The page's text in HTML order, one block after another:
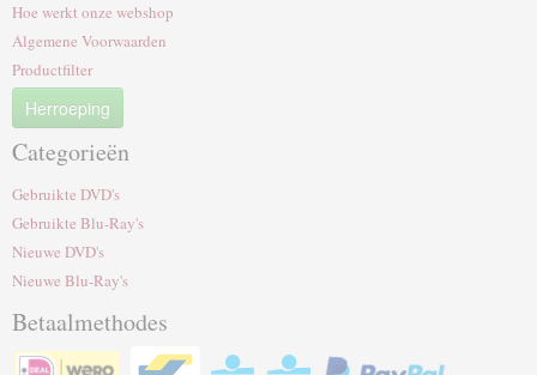
Hoe werkt onze webshop
Algemene Voorwaarden
Productfilter
Herroeping
Categorieën
Gebruikte DVD's
Gebruikte Blu-Ray's
Nieuwe DVD's
Nieuwe Blu-Ray's
Betaalmethodes